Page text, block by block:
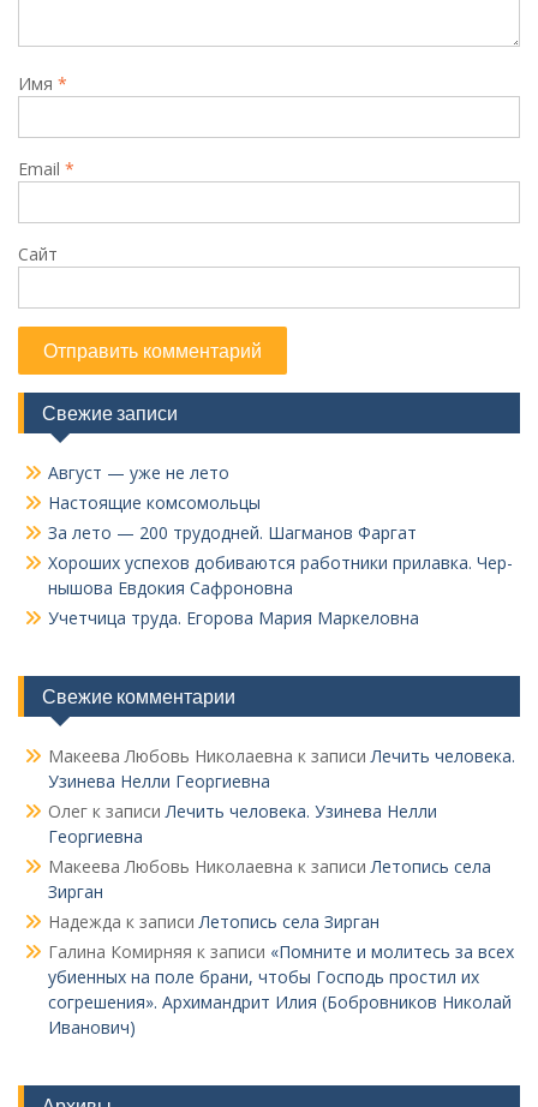
Имя *
Email *
Сайт
Свежие записи
Август — уже не лето
Настоящие комсомольцы
За лето — 200 трудодней. Шагманов Фаргат
Хороших успехов добиваются работники прилавка. Чер­
нышова Евдокия Сафроновна
Учетчица труда. Его­рова Мария Маркеловна
Свежие комментарии
Макеева Любовь Николаевна к записиЛечить человека.
Узинева Нелли Георгиевна
Олег к записиЛечить человека. Узинева Нелли
Георгиевна
Макеева Любовь Николаевна к записиЛетопись села
Зирган
Надежда к записиЛетопись села Зирган
Галина Комирняя к записи «Помните и молитесь за всех
убиенных на поле брани, чтобы Господь простил их
согрешения». Архимандрит Илия (Бобровников Николай
Иванович)